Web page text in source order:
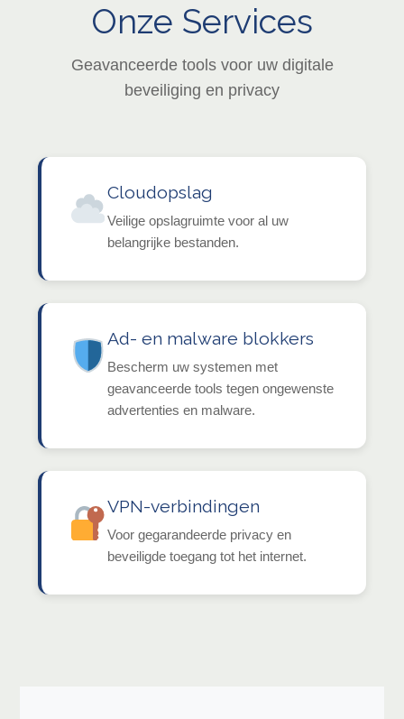
Onze Services
Geavanceerde tools voor uw digitale
beveiliging en privacy
Cloudopslag
Veilige opslagruimte voor al uw
belangrijke bestanden.
Ad- en malware blokkers
Bescherm uw systemen met
geavanceerde tools tegen ongewenste
advertenties en malware.
VPN-verbindingen
Voor gegarandeerde privacy en
beveiligde toegang tot het internet.